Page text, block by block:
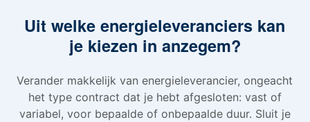
Uit welke energieleveranciers kan
je kiezen in anzegem?
Verander makkelijk van energieleverancier, ongeacht
het type contract dat je hebt afgesloten: vast of
variabel, voor bepaalde of onbepaalde duur. Sluit je